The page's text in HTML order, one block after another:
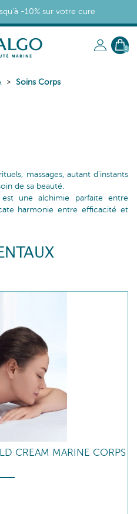
-10% sur votre cure
0
Soins Corps
massages, autant d'instants
de sa beauté.
est une alchimie parfaite entre
harmonie entre efficacité et
CREAM MARINE CORPS